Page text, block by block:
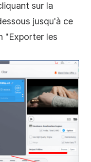
sur la
jusqu'à ce
"Exporter les